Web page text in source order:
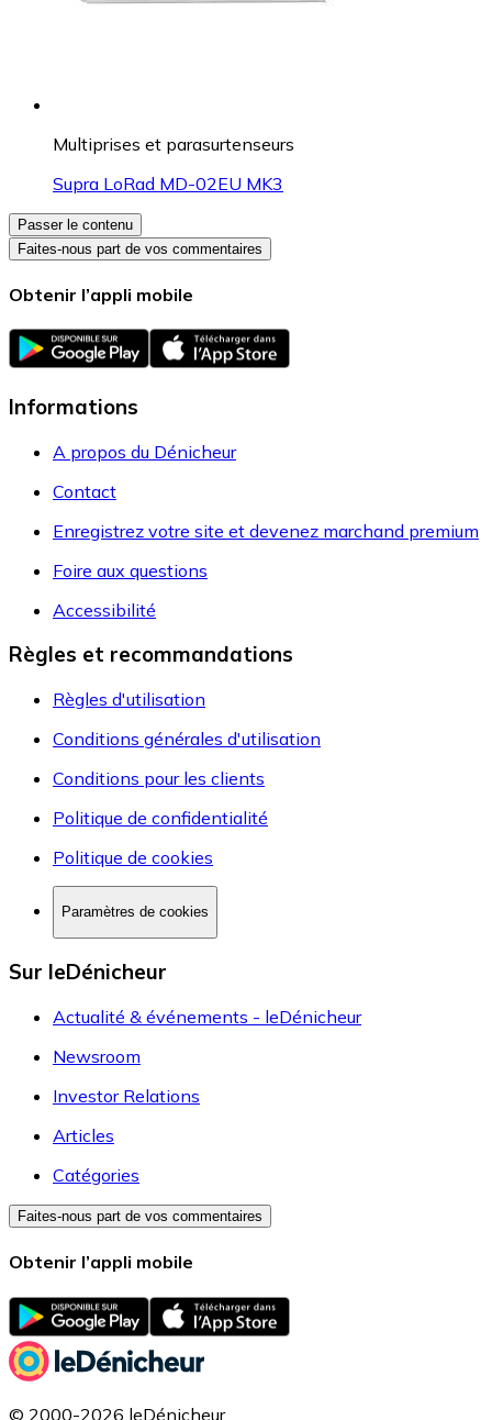
Multiprises et parasurtenseurs
Supra LoRad MD-02EU MK3
Passer le contenu
Faites-nous part de vos commentaires
Obtenir l’appli mobile
Informations
A propos du Dénicheur
Contact
Enregistrez votre site et devenez marchand premium
Foire aux questions
Accessibilité
Règles et recommandations
Règles d'utilisation
Conditions générales d'utilisation
Conditions pour les clients
Politique de confidentialité
Politique de cookies
Paramètres de cookies
Sur leDénicheur
Actualité & événements - leDénicheur
Newsroom
Investor Relations
Articles
Catégories
Faites-nous part de vos commentaires
Obtenir l’appli mobile
© 2000-2026 leDénicheur